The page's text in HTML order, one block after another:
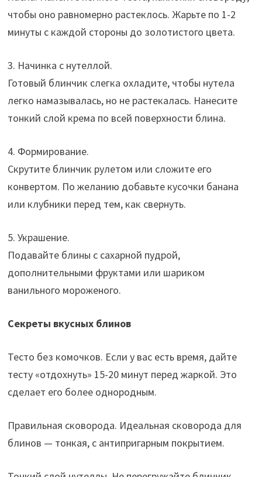
чтобы оно равномерно растеклось. Жарьте по 1-2
минуты с каждой стороны до золотистого цвета.
3. Начинка с нутеллой.
Готовый блинчик слегка охладите, чтобы нутела
легко намазывалась, но не растекалась. Нанесите
тонкий слой крема по всей поверхности блина.
4. Формирование.
Скрутите блинчик рулетом или сложите его
конвертом. По желанию добавьте кусочки банана
или клубники перед тем, как свернуть.
5. Украшение.
Подавайте блины с сахарной пудрой,
дополнительными фруктами или шариком
ванильного мороженого.
Секреты вкусных блинов
Тесто без комочков. Если у вас есть время, дайте
тесту «отдохнуть» 15-20 минут перед жаркой. Это
сделает его более однородным.
Правильная сковорода. Идеальная сковорода для
блинов — тонкая, с антипригарным покрытием.